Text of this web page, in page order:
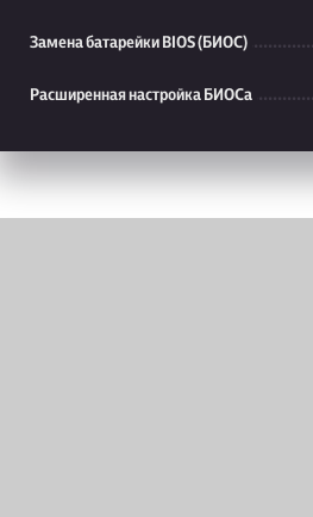
Замена батарейки BIOS (БИОС)
Расширенная настройка БИОСа